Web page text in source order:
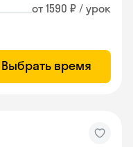
от 1590 ₽ / урок
Выбрать время